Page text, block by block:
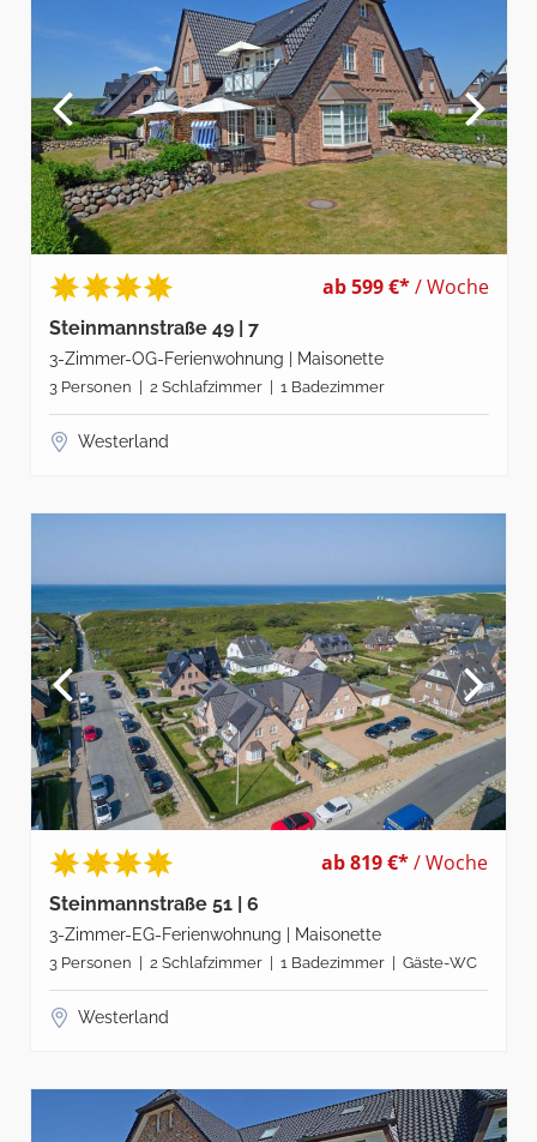
ab 599 €*/ Woche
Steinmannstraße 49 | 7
3-Zimmer-OG-Ferienwohnung | Maisonette
3 Personen | 2 Schlafzimmer | 1 Badezimmer
Westerland
ab 819 €*/ Woche
Steinmannstraße 51 | 6
3-Zimmer-EG-Ferienwohnung | Maisonette
3 Personen | 2 Schlafzimmer | 1 Badezimmer | Gäste-WC
Westerland